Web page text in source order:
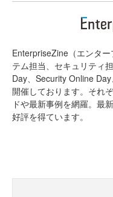
EnterpriseZine（エンタ
テム担当、セキュリティ
Day、Security Online
開催しております。それ
ドや最新事例を網羅。最
好評を得ています。